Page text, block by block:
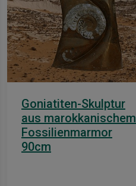
Goniatiten-Skulptur
aus marokkanischem
Fossilienmarmor
90cm